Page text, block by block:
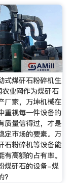
式煤矸石粉碎机生
业网作为煤矸石
厂家，万坤机械在
重视每一件设备的
质量信得过，才是
定市场的要素。万
石粉碎机等设备能
有高额的占有率。
煤矸石的设备-煤